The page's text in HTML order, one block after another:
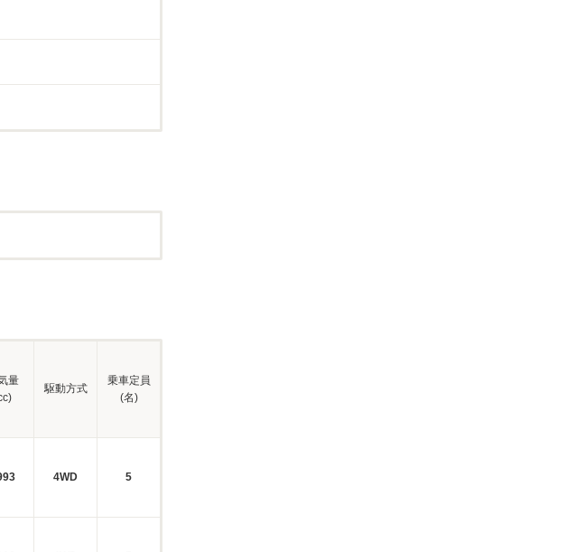
量
駆動方式
乗車定員
(名)
4WD 5